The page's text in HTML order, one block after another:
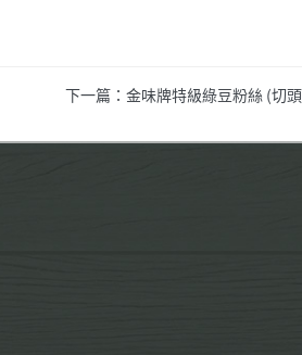
下一篇：金味牌特級綠豆粉絲 (切